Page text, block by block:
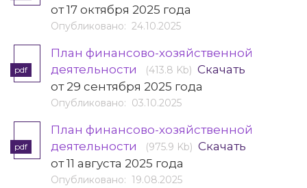
от 17 октября 2025 года
Опубликовано: 24.10.2025
pdf
План финансово-хозяйственной
деятельности
(413.8 Kb) Скачать
от 29 сентября 2025 года
Опубликовано: 03.10.2025
pdf
План финансово-хозяйственной
деятельности
(975.9 Kb) Скачать
от 11 августа 2025 года
Опубликовано: 19.08.2025